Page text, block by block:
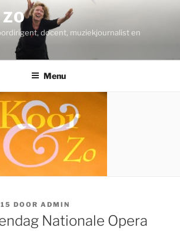
docent, muziekjournalist en
Menu
DOOR ADMIN
Nationale Opera